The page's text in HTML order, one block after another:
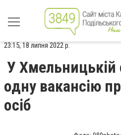
23:15, 18 липня 2022 р.
У Хмельницькій
одну вакансію
осіб